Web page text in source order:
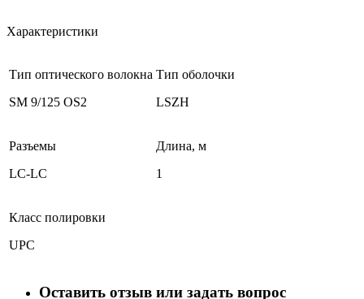
Характеристики
Тип оптического волокна
SM 9/125 OS2
Тип оболочки
LSZH
Разъемы
LC-LC
Длина, м
1
Класс полировки
UPC
Оставить отзыв или задать вопрос